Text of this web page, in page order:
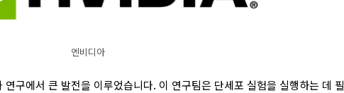
엔비디아
구에서 큰 발전을 이루었습니다. 이 연구팀은 단세포 실험을 실행하는 데 필